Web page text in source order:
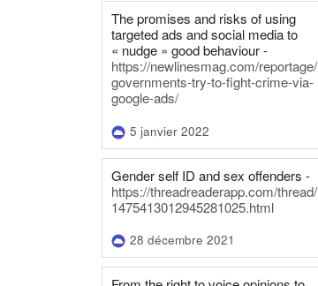
The promises and risks of using
targeted ads and social media to
« nudge » good behaviour -
https://newlinesmag.com/reportage/
governments-try-to-fight-crime-via-
google-ads/
5 janvier 2022
Gender self ID and sex offenders -
https://threadreaderapp.com/thread/
1475413012945281025.html
28 décembre 2021